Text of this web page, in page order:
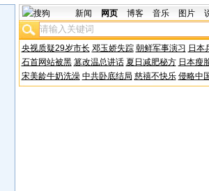
新闻 网页 博客 音乐 图片
央视质疑29岁市长 邓玉娇失踪 朝鲜军事演习 日本
石首网站被黑 篡改温总讲话 夏日减肥秘方 日本瘦
宋美龄牛奶洗澡 中共卧底结局 慈禧不快乐 侵略中